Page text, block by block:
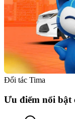
Đối tác Tima
Ưu điểm nổi bật